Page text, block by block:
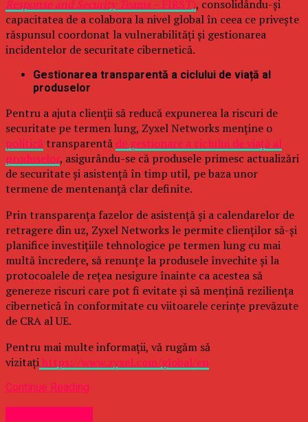
Response and Security Teams –FIRST), consolidându-și
capacitatea de a colabora la nivel global în ceea ce privește
răspunsul coordonat la vulnerabilități și gestionarea
incidentelor de securitate cibernetică.
Gestionarea transparentă a ciclului de viață al
produselor
Pentru a ajuta clienții să reducă expunerea la riscuri de
securitate pe termen lung, Zyxel Networks menține o
politică transparentă de gestionare a ciclului de viață al
produselor, asigurându-se că produsele primesc actualizări
de securitate și asistență în timp util, pe baza unor
termene de mentenanță clar definite.
Prin transparența fazelor de asistență și a calendarelor de
retragere din uz, Zyxel Networks le permite clienților să-și
planifice investițiile tehnologice pe termen lung cu mai
multă încredere, să renunțe la produsele învechite și la
protocoalele de rețea nesigure înainte ca acestea să
genereze riscuri care pot fi evitate și să mențină reziliența
cibernetică în conformitate cu viitoarele cerințe prevăzute
de CRA al UE.
Pentru mai multe informații, vă rugăm să
vizitațihttps://www.zyxel.com/global/en
Continue Reading